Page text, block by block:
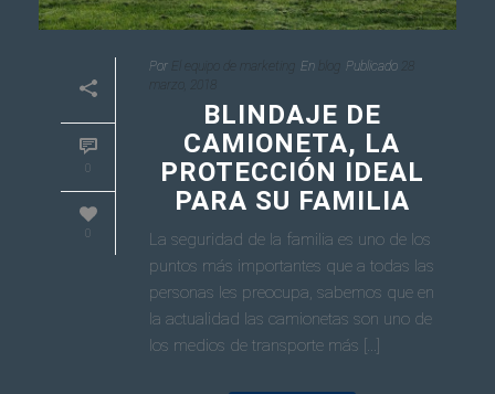
0
0
Por El equipo de marketing En blog Publicado
28
marzo, 2018
BLINDAJE DE
CAMIONETA, LA
PROTECCIÓN IDEAL
PARA SU FAMILIA
La seguridad de la familia es uno de los
puntos más importantes que a todas las
personas les preocupa, sabemos que en
la actualidad las camionetas son uno de
los medios de transporte más [...]